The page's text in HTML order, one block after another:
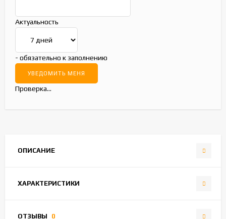
Актуальность
- обязательно к заполнению
Проверка...
ОПИСАНИЕ
ХАРАКТЕРИСТИКИ
ОТЗЫВЫ 0